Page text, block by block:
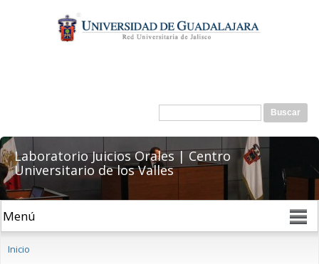
contenido
principal
Formulario de búsqueda
Buscar
Laboratorio Juicios Orales | Centro
Universitario de los Valles
Inicio